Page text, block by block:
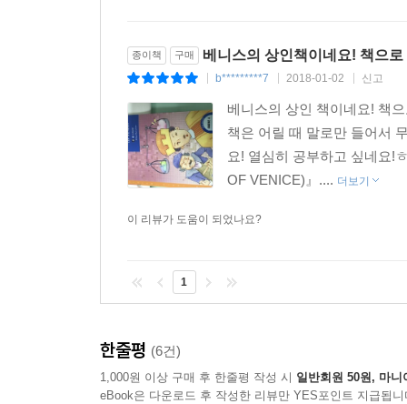
종이책 구매 베니스의 상인책이네요! 책으
b*********7 2018-01-02 신고
베니스의 상인 책이네요! 책
책은 어릴 때 말로만 들어서
요! 열심히 공부하고 싶네요!
OF VENICE)』.... 더보기
이 리뷰가 도움이 되었나요?
1
한줄평 (6건)
1,000원 이상 구매 후 한줄평 작성 시 일반회원 50원, 마니
eBook은 다운로드 후 작성한 리뷰만 YES포인트 지급됩니